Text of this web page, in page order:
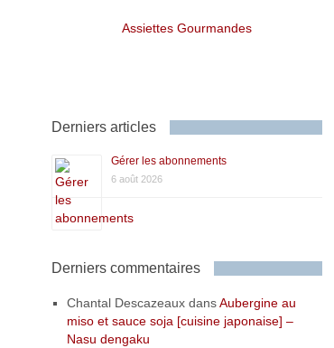
Assiettes Gourmandes
Derniers articles
Gérer les abonnements
6 août 2026
Derniers commentaires
Chantal DescazeauxdansAubergine au
miso et sauce soja [cuisine japonaise] –
Nasu dengaku